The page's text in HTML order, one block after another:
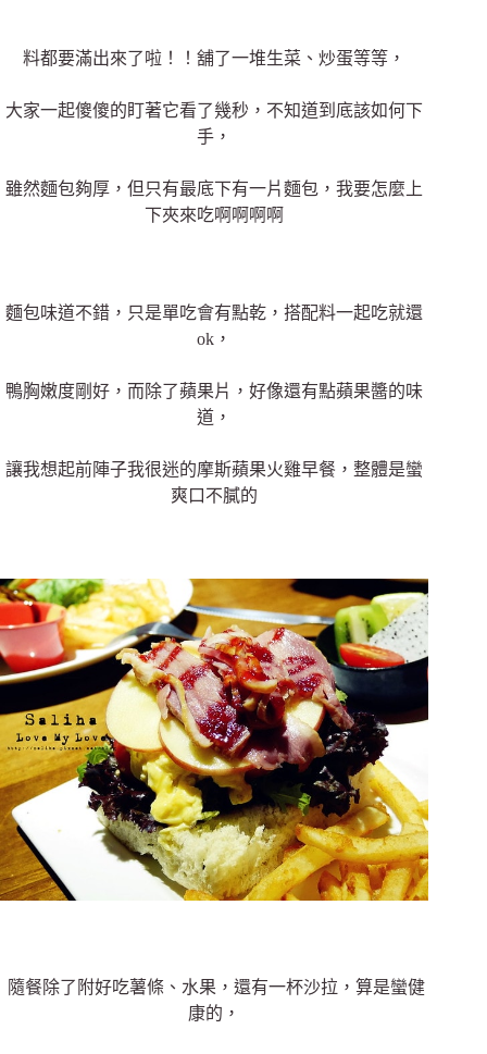
料都要滿出來了啦！！舖了一堆生菜、炒蛋等等，
大家一起傻傻的盯著它看了幾秒，不知道到底該如何下
手，
雖然麵包夠厚，但只有最底下有一片麵包，我要怎麼上
下夾來吃啊啊啊啊
麵包味道不錯，只是單吃會有點乾，搭配料一起吃就還
ok，
鴨胸嫩度剛好，而除了蘋果片，好像還有點蘋果醬的味
道，
讓我想起前陣子我很迷的摩斯蘋果火雞早餐，整體是蠻
爽口不膩的
隨餐除了附好吃薯條、水果，還有一杯沙拉，算是蠻健
康的，